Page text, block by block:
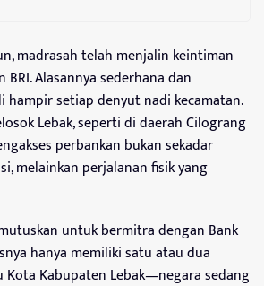
madrasah telah menjalin keintiman
Alasannya sederhana dan
hampir setiap denyut nadi kecamatan.
Lebak, seperti di daerah Cilograng
perbankan bukan sekadar
melainkan perjalanan fisik yang
untuk bermitra dengan Bank
hanya memiliki satu atau dua
Kota Kabupaten Lebak—negara sedang